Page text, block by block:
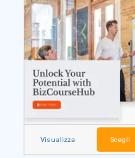
Visualizza Scegli